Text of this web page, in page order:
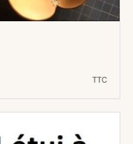
TTC